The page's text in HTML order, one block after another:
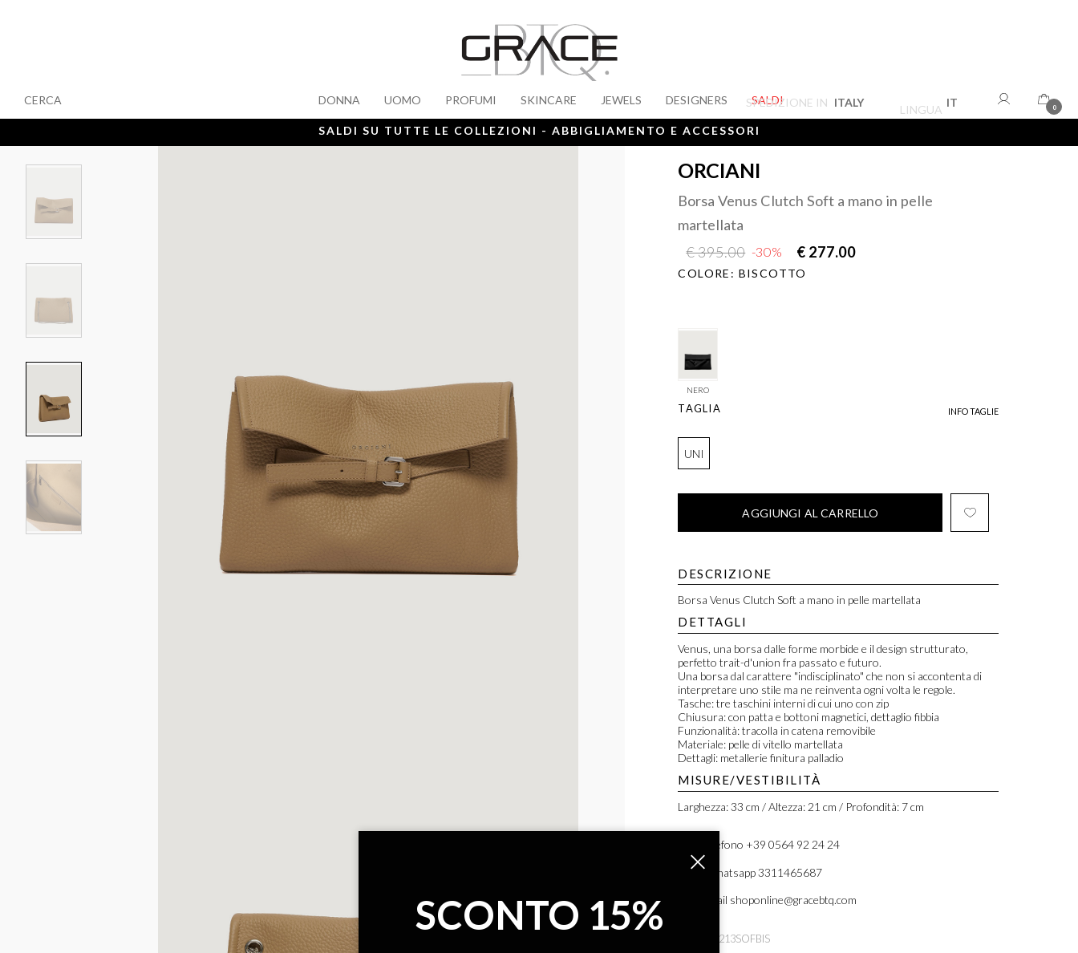
SPEDIZIONE IN ITALY
LINGUA
IT 0
DONNA UOMO PROFUMI SKINCARE JEWELS DESIGNERS SALDI
CERCA
SALDI SU TUTTE LE COLLEZIONI - ABBIGLIAMENTO E ACCESSORI
ORCIANI
Borsa Venus Clutch Soft a mano in pelle
martellata
€ 395.00 -30% € 277.00
COLORE: BISCOTTO
NERO
TAGLIA INFO TAGLIE
UNI
AGGIUNGI AL CARRELLO
DESCRIZIONE
Borsa Venus Clutch Soft a mano in pelle martellata
DETTAGLI
Venus, una borsa dalle forme morbide e il design strutturato,
perfetto trait-d'union fra passato e futuro.
Una borsa dal carattere "indisciplinato" che non si accontenta di
interpretare uno stile ma ne reinventa ogni volta le regole.
Tasche: tre taschini interni di cui uno con zip
Chiusura: con patta e bottoni magnetici, dettaglio fibbia
Funzionalità: tracolla in catena removibile
Materiale: pelle di vitello martellata
Dettagli: metallerie finitura palladio
MISURE/VESTIBILITÀ
Larghezza: 33 cm / Altezza: 21 cm / Profondità: 7 cm
Telefono +39 0564 92 24 24
Whatsapp 3311465687
Email shoponline@gracebtq.com
SKU: B02213SOFBIS
SCONTO 15%